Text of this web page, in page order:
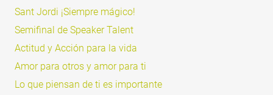
Sant Jordi ¡Siempre mágico!
Semifinal de Speaker Talent
Actitud y Acción para la vida
Amor para otros y amor para ti
Lo que piensan de ti es importante